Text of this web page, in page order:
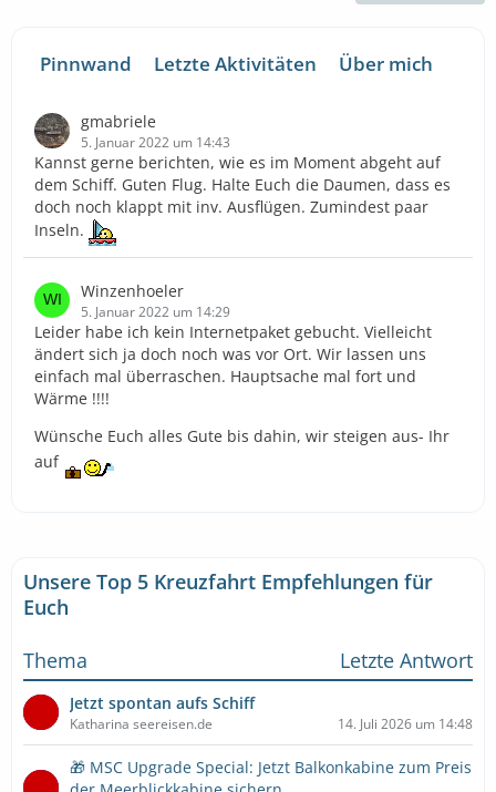
Pinnwand Letzte Aktivitäten Über mich
gmabriele
5. Januar 2022 um 14:43
Kannst gerne berichten, wie es im Moment abgeht auf
dem Schiff. Guten Flug. Halte Euch die Daumen, dass es
doch noch klappt mit inv. Ausflügen. Zumindest paar
Inseln.
Winzenhoeler
5. Januar 2022 um 14:29
Leider habe ich kein Internetpaket gebucht. Vielleicht
ändert sich ja doch noch was vor Ort. Wir lassen uns
einfach mal überraschen. Hauptsache mal fort und
Wärme !!!!
Wünsche Euch alles Gute bis dahin, wir steigen aus- Ihr
auf
Unsere Top 5 Kreuzfahrt Empfehlungen für
Euch
Thema
Letzte Antwort
Jetzt spontan aufs Schiff
Katharina seereisen.de 14. Juli 2026 um 14:48
🎁 MSC Upgrade Special: Jetzt Balkonkabine zum Preis